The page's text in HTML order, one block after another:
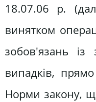
18.07.06 р.
винятком
зобов'язань із
випадків,
Норми закону,